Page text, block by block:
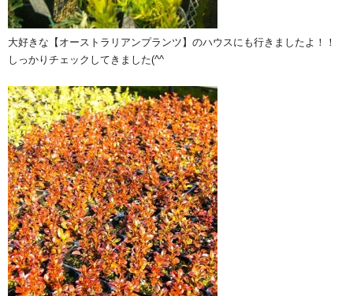
大好きな【オーストラリアンプランツ】のハウスにも行きましたよ！！
しっかりチェックしてきました(^^ゞ